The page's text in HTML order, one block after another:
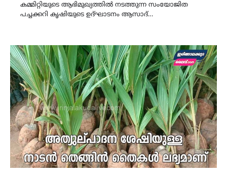
കമ്മിറ്റിയുടെ ആഭിമുഖ്യത്തിൽ നടത്തുന്ന സംയോജിത
പച്ചക്കറി കൃഷിയുടെ ഉദ്ഘാടനം ആസാദ്…